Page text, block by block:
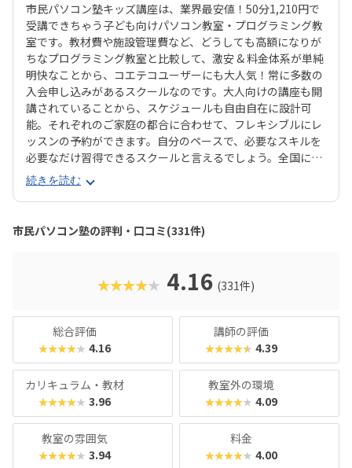
市民パソコン塾キッズ講座は、業界最安値！50分1,210円で
受講できちゃう子ども向けパソコン教室・プログラミング教
室です。教材費や施設管理費など、どうしても高額になりが
ちなプログラミング教室と比較して、激安 & 料金体系が単純
明快なことから、コエテコユーザーにも大人気！常に多数の
入会申し込みがあるスクールなのです。大人向けの講座も開
講されていることから、スケジュールも自由自在に設計可
能。それぞれのご家庭の都合に合わせて、フレキシブルにレ
ッスンの予約ができます。自分のペースで、必要なスキルを
必要なだけ習得できるスクールと言えるでしょう。全国に20
0教室が開講中（2025年7月現在）と、お住まいの近くにあ
る教室を探しやすいのも魅力ですね。 コースは「プログラミ
ング」系のコースがレベル別に4つと、パソコン操作を基本
から学べる「Windows11パソコンの基礎講座」「ワードで
お絵描き」「写真デコレーション講座」などバラエティ豊
かくだから、ビジネスに使えるツールもぜひ」など、ご家庭
の方針に合わせてレッスン計画を立てることができます。な
っと試しにやらせてみようかな♪」なんてご家庭にピッタリ
のスクールといえるでしょう。
続きを読む
市民パソコン塾の評判・口コミ(331件)
★★★★★ 4.16 (331件)
総合評価
★★★★★ 4.16
講師の評価
★★★★★ 4.39
カリキュラム・教材
★★★★★ 3.96
教室外の環境
★★★★★ 4.09
教室の雰囲気
★★★★★ 3.94
料金
★★★★★ 4.00